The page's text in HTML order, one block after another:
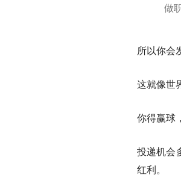
做
所以你会
这就像世
你得赢球
投递机会
红利。